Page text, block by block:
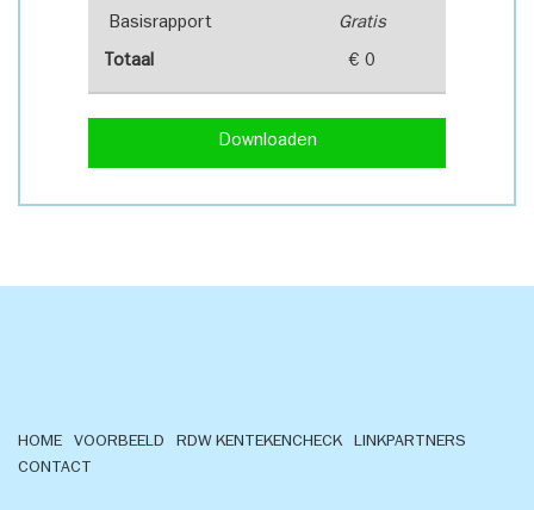
Basisrapport Gratis
Totaal € 0
Downloaden
HOME VOORBEELD RDW KENTEKENCHECK
LINKPARTNERS
CONTACT